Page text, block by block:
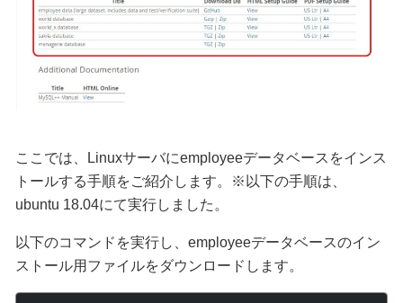
ここでは、Linuxサーバにemployeeデータベースをインス
トールする手順をご紹介します。※以下の手順は、
ubuntu 18.04にて実行しました。
以下のコマンドを実行し、employeeデータベースのイン
ストール用ファイルをダウンロードします。